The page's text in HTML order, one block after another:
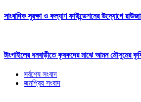
সাংবাদিক সুরক্ষা ও কল্যাণ ফাউন্ডেশনের উদ্যোগে
টাংগাইলের ধনবাড়ীতে কৃষকদের মাঝে আমন মৌসুমের
সর্বশেষ সংবাদ
জনপ্রিয় সংবাদ